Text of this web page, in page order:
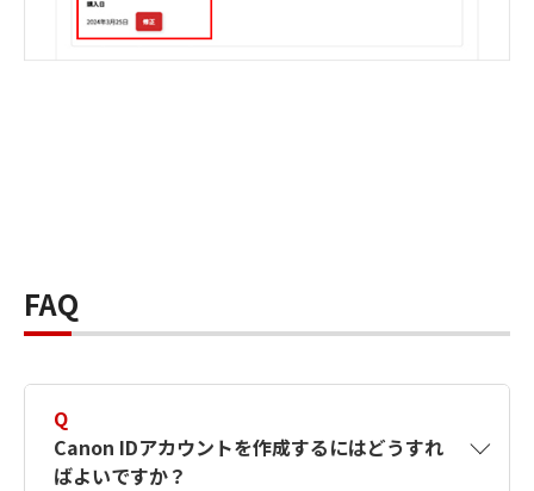
FAQ
Q
Canon IDアカウントを作成するにはどうすれ
ばよいですか？